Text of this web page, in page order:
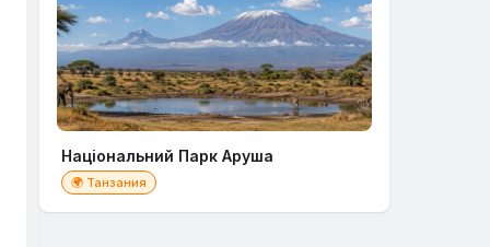
Національний Парк Аруша
🌍 Танзания